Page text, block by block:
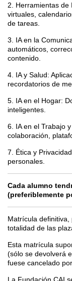
2. Herramientas de
virtuales,
de tareas.
3. IA en la
automáticos,
contenido.
4. IA y Salud:
recordatorios de
5. IA en el Hogar:
inteligentes.
6. IA en el Trabajo
colaboración,
7. Ética y
personales.
Cada alumno
(preferiblemente
Matrícula
totalidad de las
Esta matrícula
(sólo se devolverá
fuese cancelado
La Fundación CAI